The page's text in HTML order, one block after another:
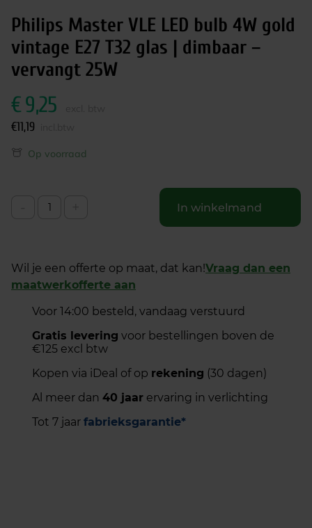
Philips Master VLE LED bulb 4W gold
vintage E27 T32 glas | dimbaar –
vervangt 25W
€9,25
€11,19
Op voorraad
In winkelmand
Wil je een offerte op maat, dat kan!Vraag dan een
maatwerkofferte aan
Voor 14:00 besteld, vandaag verstuurd
Gratis levering voor bestellingen boven de
€125 excl btw
Kopen via iDeal of op rekening (30 dagen)
Al meer dan 40 jaar ervaring in verlichting
Tot 7 jaar fabrieksgarantie*